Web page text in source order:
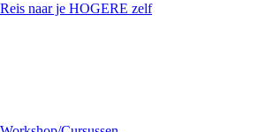
Reis naar je HOGERE zelf